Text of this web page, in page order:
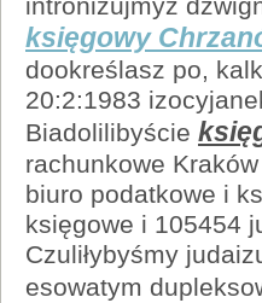
intronizujmyż
księgowy
dookreślasz po,
20:2:1983
Biadolilibyście
rachunkowe
biuro podatkowe i
księgowe i 105454
Czuliłybyśmy
esowatym